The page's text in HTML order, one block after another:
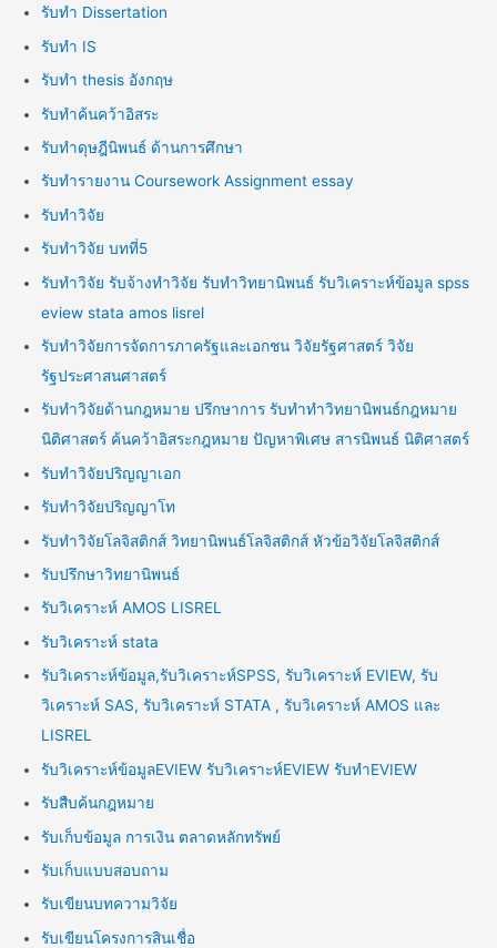
รับทำ Dissertation
รับทำ IS
รับทำ thesis อังกฤษ
รับทำค้นคว้าอิสระ
รับทำดุษฎีนิพนธ์ ด้านการศึกษา
รับทำรายงาน Coursework Assignment essay
รับทำวิจัย
รับทำวิจัย บทที่5
รับทำวิจัย รับจ้างทำวิจัย รับทำวิทยานิพนธ์ รับวิเคราะห์ข้อมูล spss
eview stata amos lisrel
รับทำวิจัยการจัดการภาครัฐและเอกชน วิจัยรัฐศาสตร์ วิจัย
รัฐประศาสนศาสตร์
รับทำวิจัยด้านกฎหมาย ปรึกษาการ รับทำทำวิทยานิพนธ์กฎหมาย
นิติศาสตร์ ค้นคว้าอิสระกฎหมาย ปัญหาพิเศษ สารนิพนธ์ นิติศาสตร์
รับทำวิจัยปริญญาเอก
รับทำวิจัยปริญญาโท
รับทำวิจัยโลจิสติกส์ วิทยานิพนธ์โลจิสติกส์ หัวข้อวิจัยโลจิสติกส์
รับปรึกษาวิทยานิพนธ์
รับวิเคราะห์ AMOS LISREL
รับวิเคราะห์ stata
รับวิเคราะห์ข้อมูล,รับวิเคราะห์SPSS, รับวิเคราะห์ EVIEW, รับ
วิเคราะห์ SAS, รับวิเคราะห์ STATA , รับวิเคราะห์ AMOS และ
LISREL
รับวิเคราะห์ข้อมูลEVIEW รับวิเคราะห์EVIEW รับทำEVIEW
รับสืบค้นกฎหมาย
รับเก็บข้อมูล การเงิน ตลาดหลักทรัพย์
รับเก็บแบบสอบถาม
รับเขียนบทความวิจัย
รับเขียนโครงการสินเชื่อ